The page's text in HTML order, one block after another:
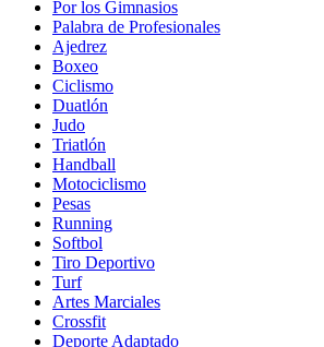
Por los Gimnasios
Palabra de Profesionales
Ajedrez
Boxeo
Ciclismo
Duatlón
Judo
Triatlón
Handball
Motociclismo
Pesas
Running
Softbol
Tiro Deportivo
Turf
Artes Marciales
Crossfit
Deporte Adaptado